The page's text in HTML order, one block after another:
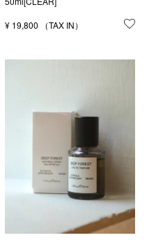
お気に入りに登録する
¥ 19,800